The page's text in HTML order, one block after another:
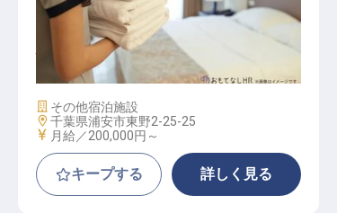
ハウスキーパー
施設業態
その他宿泊施設
勤務地
千葉県浦安市東野2-25-25
給与
月給／200,000円～
キープする 詳しく見る